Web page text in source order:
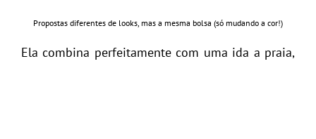
Propostas diferentes de looks, mas a mesma bolsa (só mudando a cor!)
Ela combina perfeitamente com uma ida a praia,